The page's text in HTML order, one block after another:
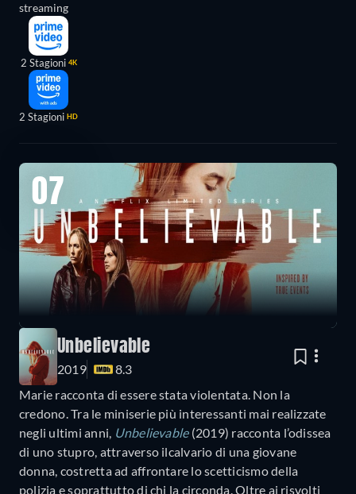
streaming
2 Stagioni 4K
2 Stagioni HD
07
Unbelievable
2019
8.3
Marie racconta di essere stata violentata. Non la
credono. Tra le miniserie più interessanti mai realizzate
negli ultimi anni, Unbelievable(2019) racconta l’odissea
di uno stupro, attraverso ilcalvario di una giovane
donna, costretta ad affrontare lo scetticismo della
polizia e soprattutto di chi la circonda. Oltre ai risvolti